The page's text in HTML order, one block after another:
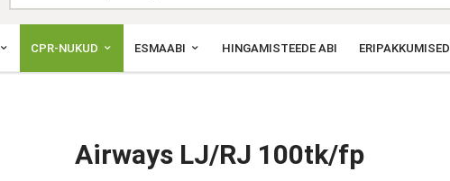
CPR-NUKUD ESMAABI HINGAMISTEEDE ABI ERIPAKKUMISED
Airways LJ/RJ 100tk/fp